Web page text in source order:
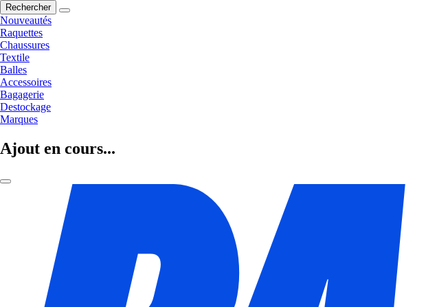
Rechercher
Nouveautés
Raquettes
Chaussures
Textile
Balles
Accessoires
Bagagerie
Destockage
Marques
Ajout en cours...